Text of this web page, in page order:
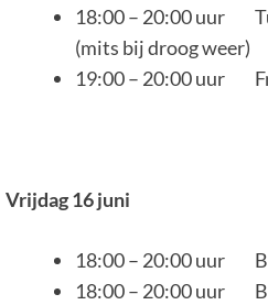
18:00 – 20:00 uur
(mits bij droog weer)
19:00 – 20:00 uur
Vrijdag 16 juni
18:00 – 20:00 uur
18:00 – 20:00 uur